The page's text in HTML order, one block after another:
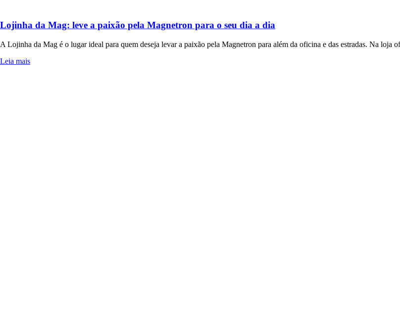
Lojinha da Mag: leve a paixão pela Magnetron para o seu dia a dia
A Lojinha da Mag é o lugar ideal para quem deseja levar a paixão pela Magnetron para além da oficina e das estradas. Na
Leia mais